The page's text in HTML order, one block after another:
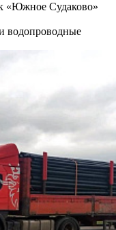
«Южное Судаково»
водопроводные